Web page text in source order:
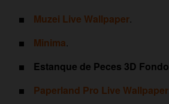
Muzei Live Wallpaper.
Minima.
Estanque de Peces 3D Fondo
Paperland Pro Live Wallpaper